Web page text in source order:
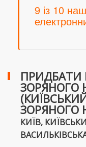
9 із 10
ПРИДБАТИ
ЗОРЯНОГО
ЗОРЯНОГО
КИЇВ,